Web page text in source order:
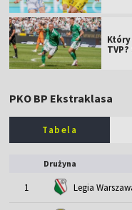
PKO BP Ekstraklasa
Tabela
Drużyna
1 Legia